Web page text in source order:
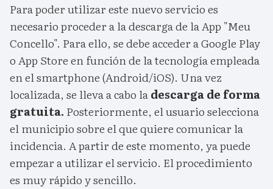
Para poder utilizar este nuevo servicio es
necesario proceder a la descarga de la App "Meu
Concello". Para ello, se debe acceder a Google Play
o App Store en función de la tecnología empleada
en el smartphone (Android/iOS). Una vez
localizada, se lleva a cabo ladescarga de forma
gratuita. Posteriormente, el usuario selecciona
el municipio sobre el que quiere comunicar la
incidencia. A partir de este momento, ya puede
empezar a utilizar el servicio. El procedimiento
es muy rápido y sencillo.